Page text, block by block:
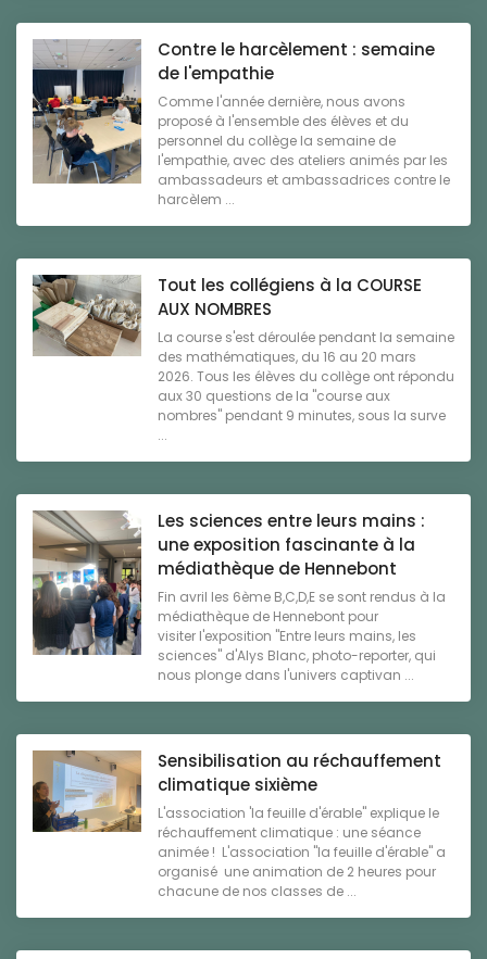
Contre le harcèlement : semaine
de l'empathie
Comme l'année dernière, nous avons
proposé à l'ensemble des élèves et du
personnel du collège la semaine de
l'empathie, avec des ateliers animés par les
ambassadeurs et ambassadrices contre le
harcèlem ...
Tout les collégiens à la COURSE
AUX NOMBRES
La course s'est déroulée pendant la semaine
des mathématiques, du 16 au 20 mars
2026. Tous les élèves du collège ont répondu
aux 30 questions de la "course aux
nombres" pendant 9 minutes, sous la surve
...
Les sciences entre leurs mains :
une exposition fascinante à la
médiathèque de Hennebont
Fin avril les 6ème B,C,D,E se sont rendus à la
médiathèque de Hennebont pour
visiter l'exposition "Entre leurs mains, les
sciences" d'Alys Blanc, photo-reporter, qui
nous plonge dans l'univers captivan ...
Sensibilisation au réchauffement
climatique sixième
L'association 'la feuille d'érable" explique le
réchauffement climatique : une séance
animée ! L'association "la feuille d'érable" a
organisé une animation de 2 heures pour
chacune de nos classes de ...